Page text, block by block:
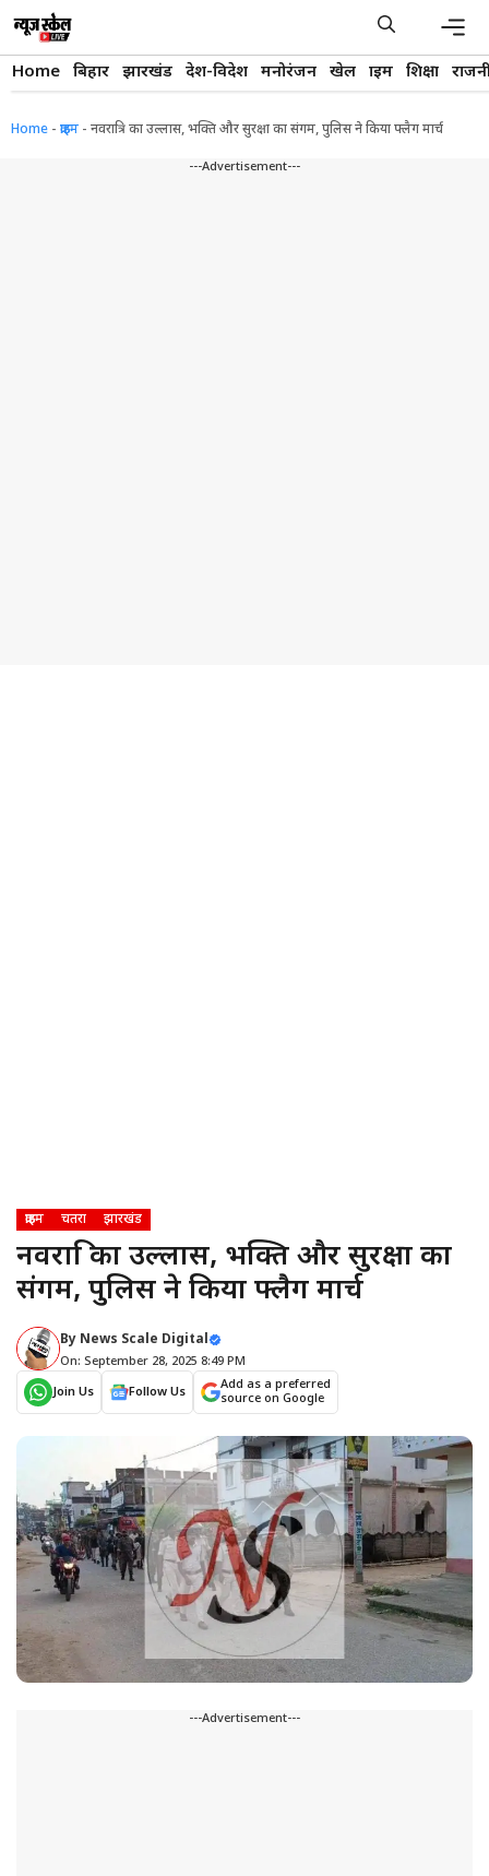
content
Home बिहार झारखंड देश-विदेश मनोरंजन खेल क्राइम शिक्षा
Home - क्राइम - नवरात्रि का उल्लास, भक्ति और सुरक्षा का संगम, पुलिस ने किया फ्लैग मार्च
---Advertisement---
क्राइम चतरा झारखंड
नवरात्रि का उल्लास, भक्ति और सुरक्षा का
संगम, पुलिस ने किया फ्लैग मार्च
By News Scale Digital
On: September 28, 2025 8:49 PM
Join Us
Follow Us
Add as a preferred
source on Google
---Advertisement---